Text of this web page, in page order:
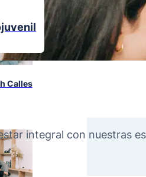
Calles
integral con nuestras